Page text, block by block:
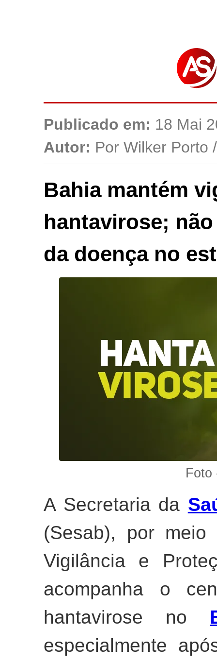
Publicado em: 18 Mai
Autor: Por Wilker Porto
Bahia mantém
hantavirose;
da doença no
Foto
A Secretaria da
(Sesab), por meio
Vigilância e
acompanha o
hantavirose no
especialmente